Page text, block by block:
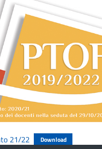
21/22 Download